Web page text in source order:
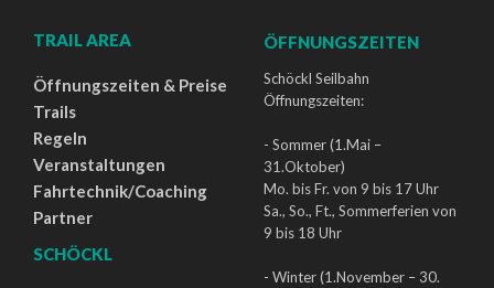
TRAIL AREA
Öffnungszeiten & Preise
Trails
Regeln
Veranstaltungen
Fahrtechnik/Coaching
Partner
SCHÖCKL
ÖFFNUNGSZEITEN
Schöckl Seilbahn
Öffnungszeiten:
- Sommer (1.Mai –
31.Oktober)
Mo. bis Fr. von 9 bis 17 Uhr
Sa., So., Ft., Sommerferien von
9 bis 18 Uhr
- Winter (1.November – 30.